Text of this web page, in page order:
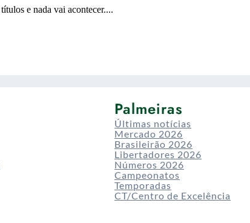
Palmeiras
Últimas notícias
Mercado 2026
Brasileirão 2026
Libertadores 2026
Números 2026
Campeonatos
Temporadas
CT/Centro de Excelência